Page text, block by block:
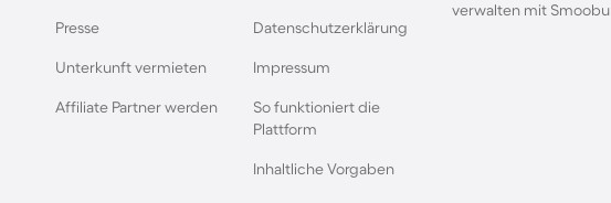
Presse
Unterkunft vermieten
Affiliate Partner werden
Datenschutzerklärung
Impressum
So funktioniert die
Plattform
Inhaltliche Vorgaben
verwalten mit Smoobu